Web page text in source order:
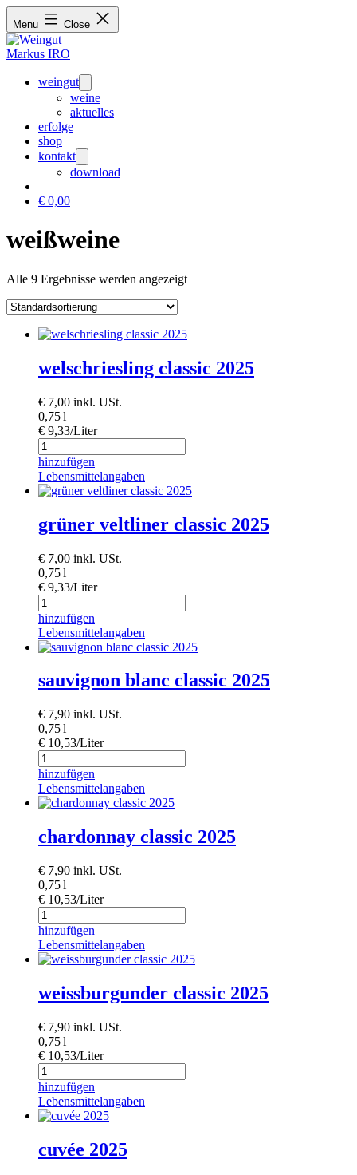
Menu Close
weingut
menu
weine
aktuelles
erfolge
shop
kontakt
menu
download
€ 0,00
weißweine
Alle 9 Ergebnisse werden angezeigt
welschriesling classic 2025
€ 7,00 inkl. USt.
0,75 l
€ 9,33/Liter
hinzufügen
Lebensmittelangaben
grüner veltliner classic 2025
€ 7,00 inkl. USt.
0,75 l
€ 9,33/Liter
hinzufügen
Lebensmittelangaben
sauvignon blanc classic 2025
€ 7,90 inkl. USt.
0,75 l
€ 10,53/Liter
hinzufügen
Lebensmittelangaben
chardonnay classic 2025
€ 7,90 inkl. USt.
0,75 l
€ 10,53/Liter
hinzufügen
Lebensmittelangaben
weissburgunder classic 2025
€ 7,90 inkl. USt.
0,75 l
€ 10,53/Liter
hinzufügen
Lebensmittelangaben
cuvée 2025